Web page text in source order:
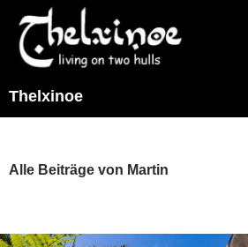
Thelxinoe
Alle Beiträge von Martin